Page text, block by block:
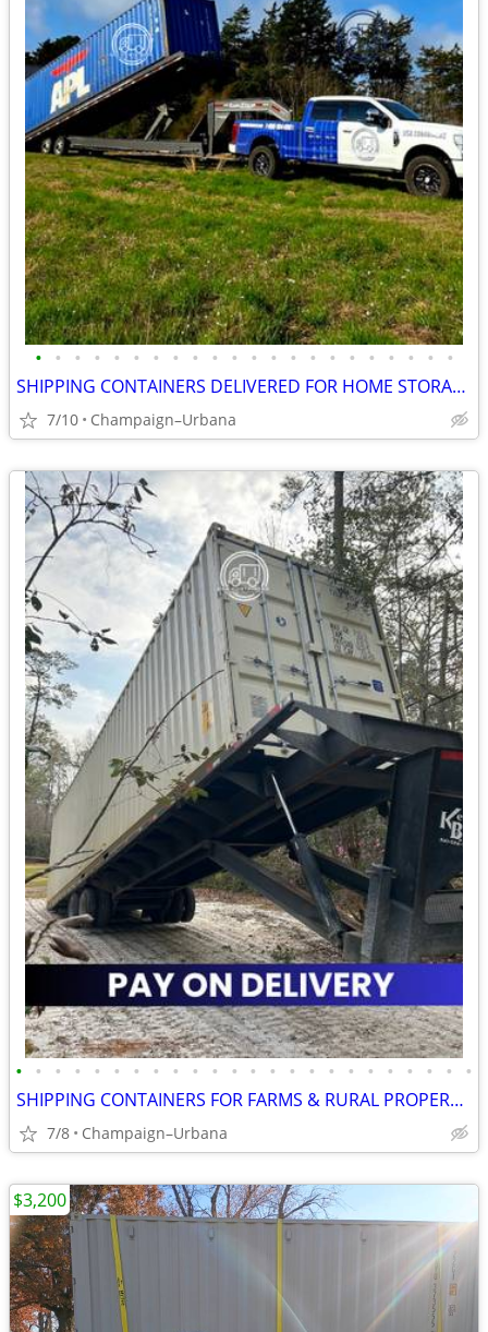
• • • • • • • • • • • • • • • • • • • • • •
SHIPPING CONTAINERS DELIVERED FOR HOME STORAGE (385) 446-6148
7/10 Champaign–Urbana
• • • • • • • • • • • • • • • • • • • • • • • •
SHIPPING CONTAINERS FOR FARMS & RURAL PROPERTIES (385) 446-6148
7/8 Champaign–Urbana
$3,200